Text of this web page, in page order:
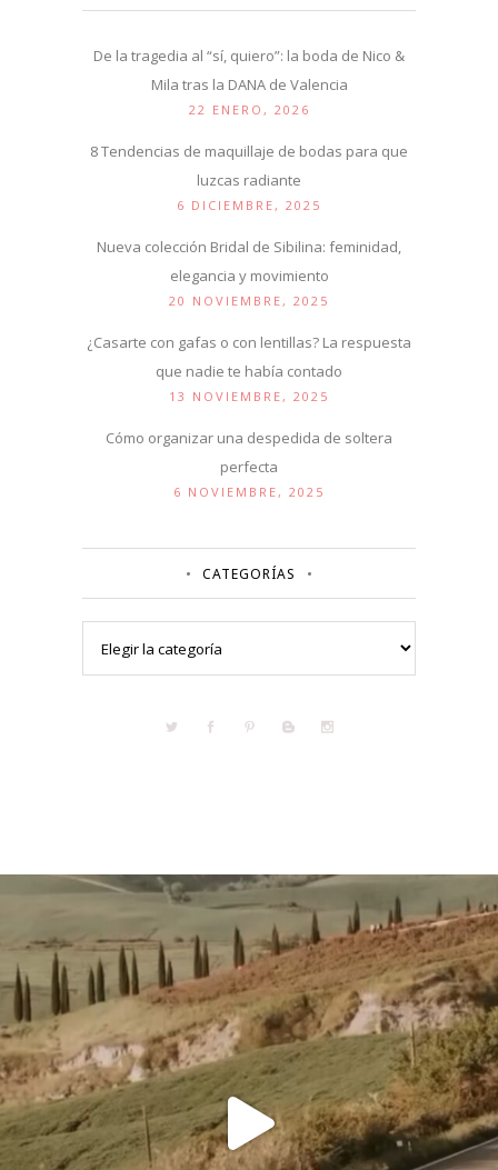
De la tragedia al “sí, quiero”: la boda de Nico &
Mila tras la DANA de Valencia
22 ENERO, 2026
8 Tendencias de maquillaje de bodas para que
luzcas radiante
6 DICIEMBRE, 2025
Nueva colección Bridal de Sibilina: feminidad,
elegancia y movimiento
20 NOVIEMBRE, 2025
¿Casarte con gafas o con lentillas? La respuesta
que nadie te había contado
13 NOVIEMBRE, 2025
Cómo organizar una despedida de soltera
perfecta
6 NOVIEMBRE, 2025
CATEGORÍAS